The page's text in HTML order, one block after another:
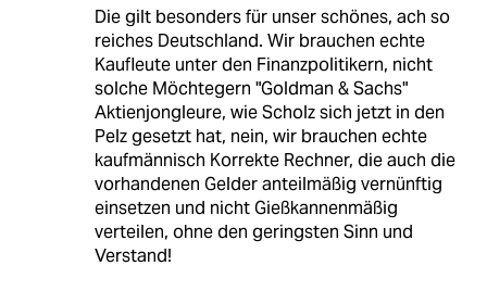
Die gilt besonders für unser schönes, ach so
reiches Deutschland. Wir brauchen echte
Kaufleute unter den Finanzpolitikern, nicht
solche Möchtegern "Goldman & Sachs"
Aktienjongleure, wie Scholz sich jetzt in den
Pelz gesetzt hat, nein, wir brauchen echte
kaufmännisch Korrekte Rechner, die auch die
vorhandenen Gelder anteilmäßig vernünftig
einsetzen und nicht Gießkannenmäßig
verteilen, ohne den geringsten Sinn und
Verstand!